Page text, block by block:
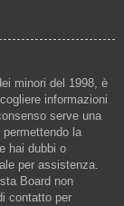
minori del 1998, è
informazioni
serve una
la
hai dubbi o
per assistenza.
Board non
contatto per